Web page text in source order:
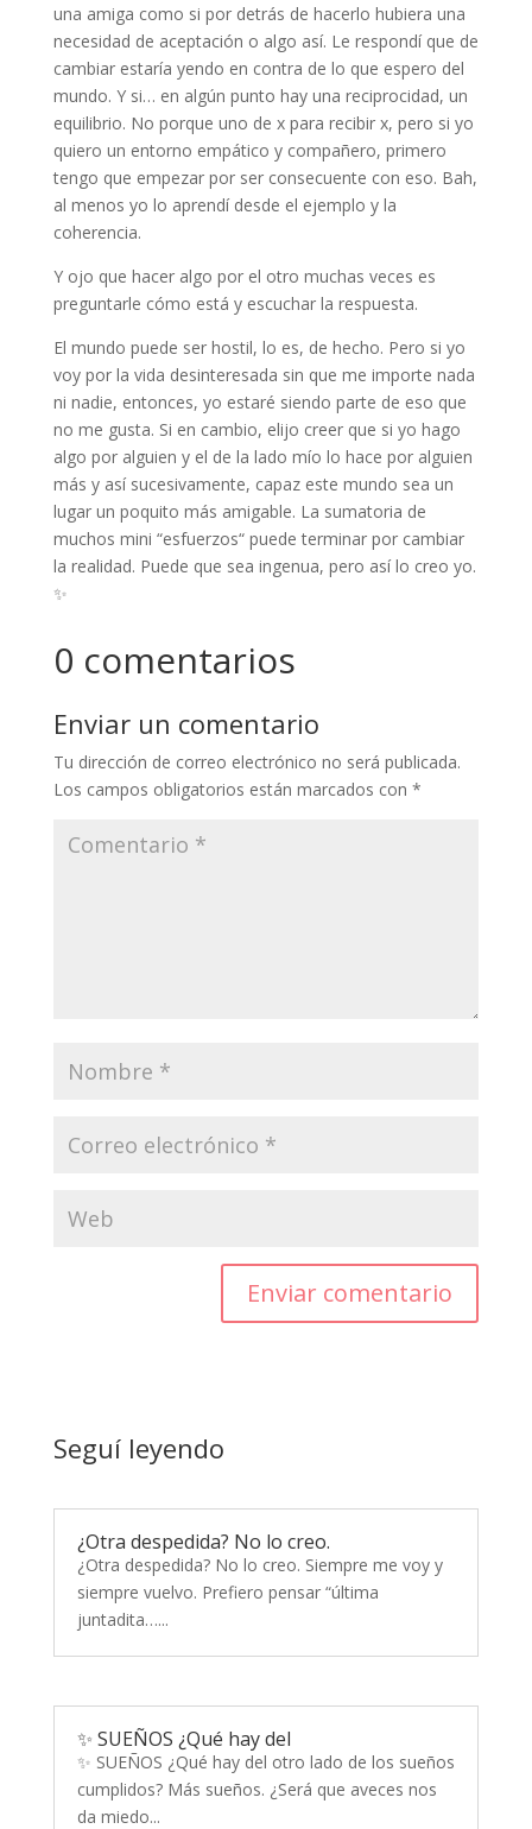
una amiga como si por detrás de hacerlo hubiera una
necesidad de aceptación o algo así. Le respondí que de
cambiar estaría yendo en contra de lo que espero del
mundo. Y si… en algún punto hay una reciprocidad, un
equilibrio. No porque uno de x para recibir x, pero si yo
quiero un entorno empático y compañero, primero
tengo que empezar por ser consecuente con eso. Bah,
al menos yo lo aprendí desde el ejemplo y la
coherencia.
Y ojo que hacer algo por el otro muchas veces es
preguntarle cómo está y escuchar la respuesta.
El mundo puede ser hostil, lo es, de hecho. Pero si yo
voy por la vida desinteresada sin que me importe nada
ni nadie, entonces, yo estaré siendo parte de eso que
no me gusta. Si en cambio, elijo creer que si yo hago
algo por alguien y el de la lado mío lo hace por alguien
más y así sucesivamente, capaz este mundo sea un
lugar un poquito más amigable. La sumatoria de
muchos mini “esfuerzos“ puede terminar por cambiar
la realidad. Puede que sea ingenua, pero así lo creo yo.
✨
0 comentarios
Enviar un comentario
Tu dirección de correo electrónico no será publicada.
Los campos obligatorios están marcados con *
Enviar comentario
Seguí leyendo
¿Otra despedida? No lo creo.
¿Otra despedida? No lo creo. Siempre me voy y
siempre vuelvo. Prefiero pensar “última
juntadita…...
✨ SUEÑOS ¿Qué hay del
✨ SUEÑOS ¿Qué hay del otro lado de los sueños
cumplidos? Más sueños. ¿Será que aveces nos
da miedo...